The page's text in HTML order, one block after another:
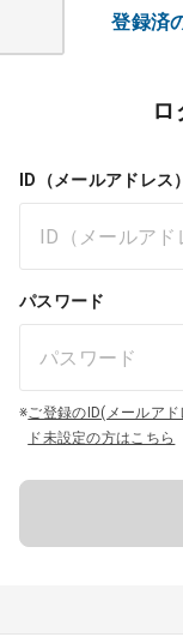
登録済
ロ
ID（メールアドレス）
パスワード
※ご登録のID(メールア
ド未設定の方はこちら